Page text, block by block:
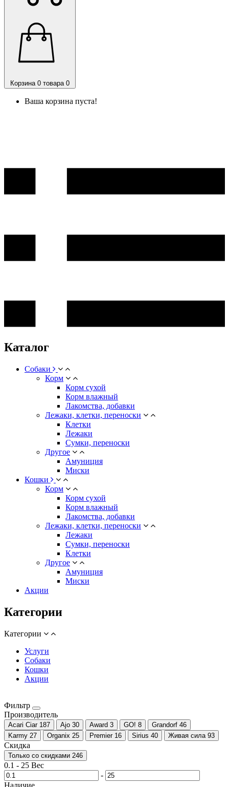
Корзина 0 товара 0
Ваша корзина пуста!
Каталог
Собаки
Корм
Корм сухой
Корм влажный
Лакомства, добавки
Лежаки, клетки, переноски
Клетки
Лежаки
Сумки, переноски
Другое
Амуниция
Миски
Кошки
Корм
Корм сухой
Корм влажный
Лакомства, добавки
Лежаки, клетки, переноски
Лежаки
Сумки, переноски
Клетки
Другое
Амуниция
Миски
Акции
Категории
Категории
Услуги
Собаки
Кошки
Акции
Фильтр
Производитель
Acari Ciar 187 Ajo 30 Award 3 GO! 8 Grandorf 46
Karmy 27 Organix 25 Premier 16 Sirius 40 Живая сила 93
Скидка
Только со cкидками 246
0.1 - 25 Вес
-
Наличие